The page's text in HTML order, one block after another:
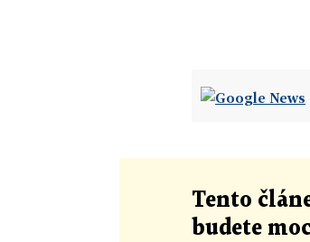
Tento
budete